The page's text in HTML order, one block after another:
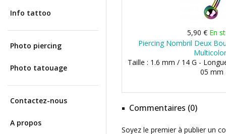
Info tattoo
Photo piercing
Photo tatouage
Contactez-nous
A propos
5,90 € En
Piercing Nombril Deux
Taille : 1.6 mm / 14 G -
05 mm
Commentaires (0)
Soyez le premier à publier un